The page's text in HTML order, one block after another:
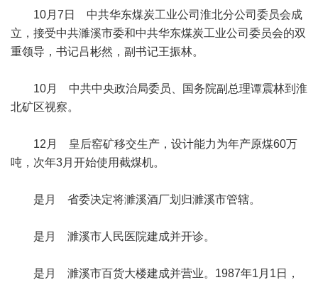
10月7日 中共华东煤炭工业公司淮北分公司委员会成
立，接受中共濉溪市委和中共华东煤炭工业公司委员会的双
重领导，书记吕彬然，副书记王振林。
10月 中共中央政治局委员、国务院副总理谭震林到淮
北矿区视察。
12月 皇后窑矿移交生产，设计能力为年产原煤60万
吨，次年3月开始使用截煤机。
是月 省委决定将濉溪酒厂划归濉溪市管辖。
是月 濉溪市人民医院建成并开诊。
是月 濉溪市百货大楼建成并营业。1987年1月1日，